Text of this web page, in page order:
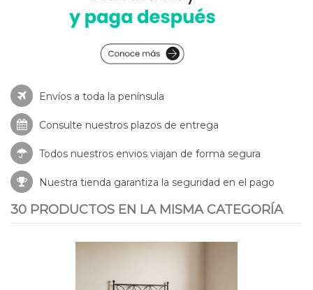
Envíos a toda la península
Consulte nuestros plazos de entrega
Todos nuestros envios viajan de forma segura
Nuestra tienda garantiza la seguridad en el pago
30 PRODUCTOS EN LA MISMA CATEGORÍA